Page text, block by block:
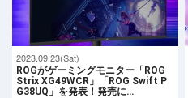
2023.09.23(Sat)
ROGがゲーミングモニター「ROG
Strix XG49WCR」「ROG Swift P
G38UQ」を発表！発売に…